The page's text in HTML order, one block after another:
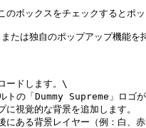
ックスをチェックするとポッ
ードします。\
視覚的な背景を追加します。
ある背景レイヤー（例：白、赤